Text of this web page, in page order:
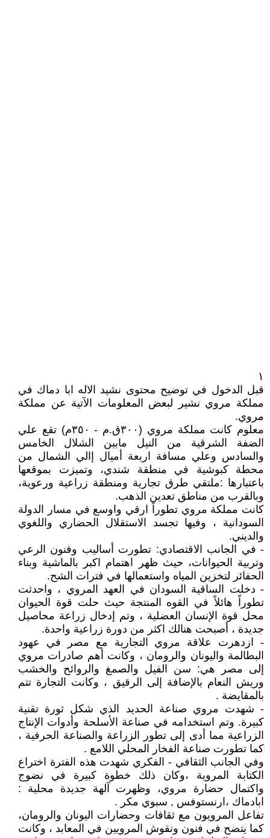
١
قبل الدخول في توضيح محتوى نشيد الاله ابا دماك في
مملكة مروي نشير لبعض المعلومات الآتية عن مملكة
مروي.
معلوم كانت مملكة مروي (٣٠٠ق.م - ٣٥٠م) تقع علي
الضفة الشرقية من النيل مابين الشلال الخامس
والسادس وعلي مسافة اربعة أميال إالي الشمال من
محطة كبوشية في منطقة شندي، وتميزت بموقعها
باعتبارها :ملتقي طرق تجارية ومنطقة زراعية ورعوية،
وبالقرب من مناطق تعدين الذهب.
كانت مملكة مروي تطوراً ارقي واوسع في مسار الدولة
السودانية ، وفيها تجسد الاستقلال الحضاري واللغوي
والديني.
- في الجانب الاقتصادي: تطورت أساليب وفنون الرعي
وتربية الحيوانات، حيث ظهر اهتمام اكبر بالماشية وبناء
الحفائر لتخزين المياه واستعمالها في فترات الشح.
- دخلت الساقية السودان في العهد المروي ، واحدثت
تطوراً هائلاً في القوه المنتجة حيث حلت قوة الحيوان
محل قوة الإنسان العضلية ، وتم إدخال زراعة محاصيل
جديدة ، أصبحت هنالك اكثر من دورة زراعية واحدة.
- ازدهرت علاقة مروي التجارية مع مصر في عهود
البطالمة واليونان والرومان ، وكانت أهم صادرات مروي
إلى مصر هي: سن الفيل والصمغ والروائح والخشب
وريش النعام بالإضافة إلى الرقيق ، وكانت التجارة تتم
بالمقايضة .
- شهدت مروي صناعة الحديد الذي شكل ثورة تقنية
كبيرة. وتم استخدامه في صناعة الأسلحة وأدوات الإنتاج
الزراعية مما أدى إلى تطور الزراعة والصناعة الحرفية ،
كما تطورت صناعة الفخار المحلي اللامع .
وفي الجانب الثقافي - الفكري شهدت هذه الفترة اختراع
الكتابة المروية ،وكان ذلك خطوة كبيرة في نضوج
واكتمال حضارة مروي، وظهرت آلهة جديدة محلية :
ابادماك ،ارنستوفس , سبوي مكر .
تفاعل المرويون مع ثقافات وحضارات اليونان والرومان،
كما يتضح في فنون ونقوش المرويين في المعابد ، وكانت